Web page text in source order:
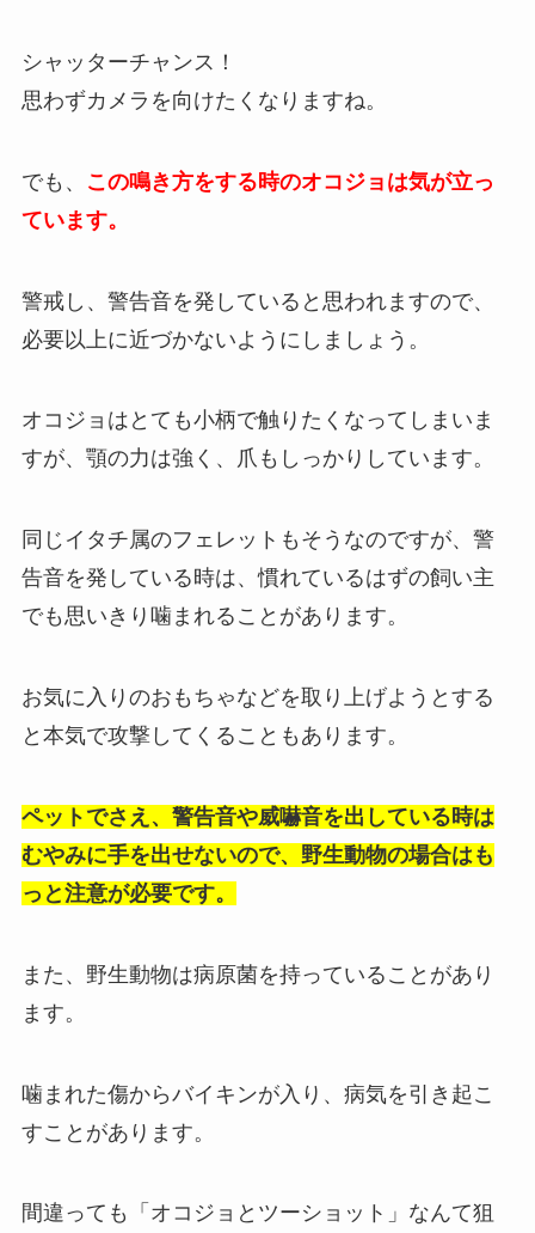
シャッターチャンス！
思わずカメラを向けたくなりますね。
でも、
この鳴き方をする時のオコジョは気が立っ
ています。
警戒し、警告音を発していると思われますので、
必要以上に近づかないようにしましょう。
オコジョはとても小柄で触りたくなってしまいま
すが、顎の力は強く、爪もしっかりしています。
同じイタチ属のフェレットもそうなのですが、警
告音を発している時は、慣れているはずの飼い主
でも思いきり噛まれることがあります。
お気に入りのおもちゃなどを取り上げようとする
と本気で攻撃してくることもあります。
ペットでさえ、警告音や威嚇音を出している時は
むやみに手を出せないので、野生動物の場合はも
っと注意が必要です。
また、野生動物は病原菌を持っていることがあり
ます。
噛まれた傷からバイキンが入り、病気を引き起こ
すことがあります。
間違っても「オコジョとツーショット」なんて狙